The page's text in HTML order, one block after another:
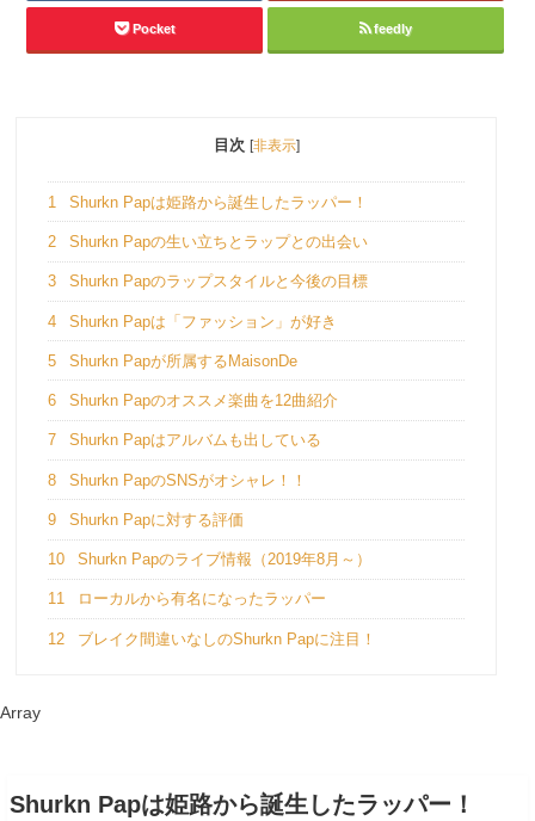
Pocket feedly
目次 [非表示]
1 Shurkn Papは姫路から誕生したラッパー！
2 Shurkn Papの生い立ちとラップとの出会い
3 Shurkn Papのラップスタイルと今後の目標
4 Shurkn Papは「ファッション」が好き
5 Shurkn Papが所属するMaisonDe
6 Shurkn Papのオススメ楽曲を12曲紹介
7 Shurkn Papはアルバムも出している
8 Shurkn PapのSNSがオシャレ！！
9 Shurkn Papに対する評価
10 Shurkn Papのライブ情報（2019年8月～）
11 ローカルから有名になったラッパー
12 ブレイク間違いなしのShurkn Papに注目！
Array
Shurkn Papは姫路から誕生したラッパー！